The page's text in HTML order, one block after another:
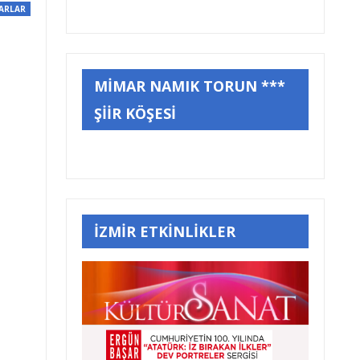
MİMAR NAMIK TORUN ***
ŞİİR KÖŞESİ
İZMİR ETKİNLİKLER